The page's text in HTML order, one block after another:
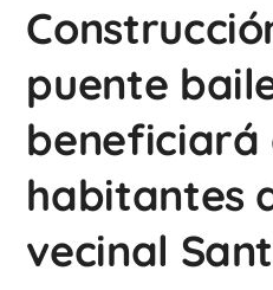
puente
beneficiará
habitantes
vecinal